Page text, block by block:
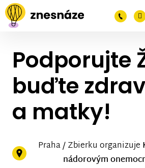
Podporujte
buďte
a matky!
Praha / Zbierku organizuje
nádorovým